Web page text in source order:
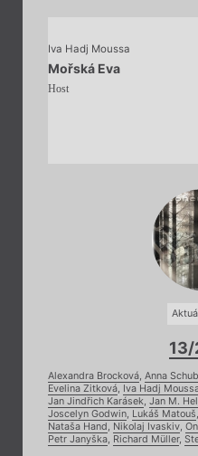
Iva Hadj Moussa
Mořská Eva
Host
Alexandra Brocková, Anna
Evelina Zitková, Iva Hadj
Jan Jindřich Karásek, Jan M.
Joscelyn Godwin, Lukáš Matouš,
Nataša Hand , Nikolaj Ivaskiv,
Petr Janyška, Richard Müller,